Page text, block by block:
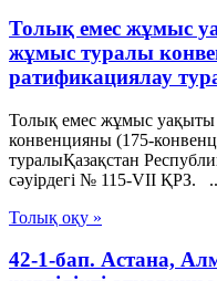
Толық емес жұмыс
жұмыс туралы
ратификациялау
Толық емес жұмыс
конвенцияны (175-
туралыҚазақстан
сәуірдегі № 115-VII ҚРЗ.
Толық оқу »
42-1-бап. Астана,